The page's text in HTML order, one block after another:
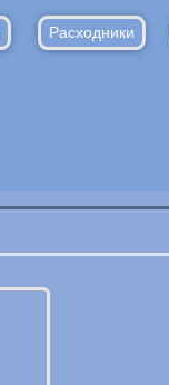
Расходники